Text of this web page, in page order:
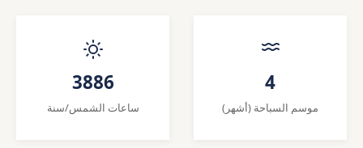
3886
ساعات الشمس/سنة
4
موسم السباحة (أشهر)